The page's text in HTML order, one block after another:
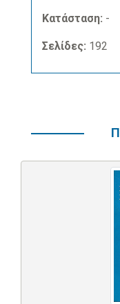
Κατάσταση: -
Σελίδες: 192